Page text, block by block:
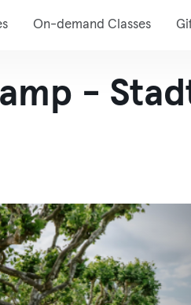
On-demand Classes
-